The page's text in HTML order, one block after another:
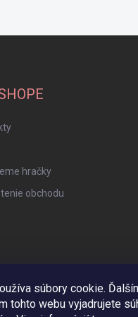
súbory cookie.
tohto webu vyjadrujete
hračky
obchodu